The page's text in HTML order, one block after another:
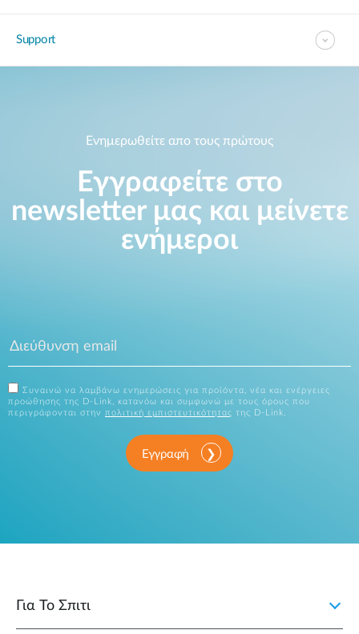
Support
Ενημερωθείτε απο τους πρώτους
Εγγραφείτε στο
newsletter μας και μείνετε
ενήμεροι
Συναινώ να λαμβάνω ενημερώσεις για προϊόντα, νέα και ενέργειες
προώθησης της D-Link, κατανόω και συμφωνώ με τους όρους που
περιγράφονται στην πολιτική εμπιστευτικότητας της D-Link.
Εγγραφή
Για Το Σπιτι